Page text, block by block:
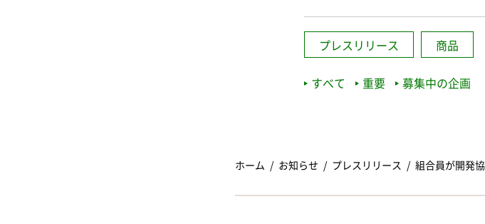
プレスリリース 商品
すべて 重要 募集中の企画
ホーム お知らせ プレスリリース 組合員が開発